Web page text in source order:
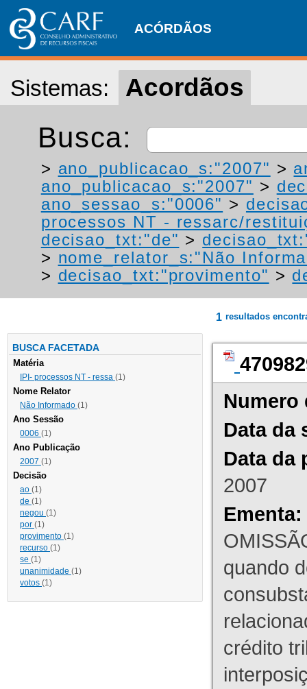
ACÓRDÃOS
Sistemas: Acordãos
Busca:
> ano_publicacao_s:"2007" >
ano_publicacao_s:"2007" >
ano_sessao_s:"0006" >
processos NT - ressarc/
decisao_txt:"de" >
> nome_relator_s:"Não
> decisao_txt:"provimento" >
BUSCA FACETADA
Matéria
IPI- processos NT - ressa (1)
Nome Relator
Não Informado (1)
Ano Sessão
0006 (1)
Ano Publicação
2007 (1)
Decisão
ao (1)
de (1)
negou (1)
por (1)
provimento (1)
recurso (1)
se (1)
unanimidade (1)
votos (1)
1 resultados
Numero
Data da
Data da
2007
Ementa:
quando
crédito